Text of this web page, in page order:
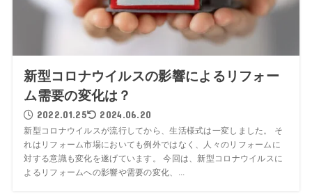
新型コロナウイルスの影響によるリフォー
ム需要の変化は？
2022.01.25 2024.06.20
新型コロナウイルスが流行してから、生活様式は一変しました。 そ
れはリフォーム市場においても例外ではなく、人々のリフォームに
対する意識も変化を遂げています。 今回は、新型コロナウイルスに
よるリフォームへの影響や需要の変化、...